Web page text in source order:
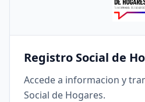
Registro Social de
Accede a informacion y
Social de Hogares.